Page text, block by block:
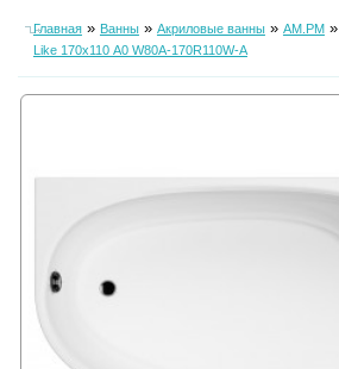
Главная» Ванны» Акриловые ванны» AM.PM»
Like 170х110 A0 W80A-170R110W-A